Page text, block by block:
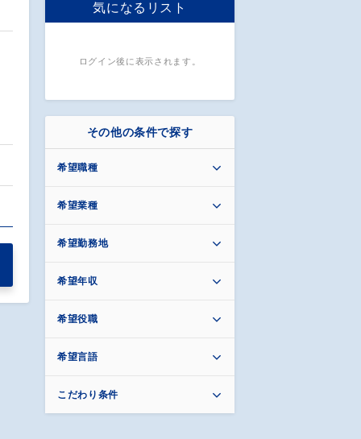
気になるリスト
ログイン後に表示されます。
その他の条件で探す
希望職種
希望業種
希望勤務地
希望年収
希望役職
希望言語
こだわり条件